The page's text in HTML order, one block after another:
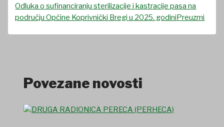
Odluka o sufinanciranju sterilizacije i kastracije pasa na
području Općine Koprivnički Bregi u 2025. godiniPreuzmi
Povezane novosti